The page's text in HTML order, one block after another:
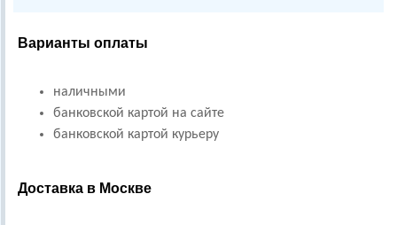
Варианты оплаты
наличными
банковской картой на сайте
банковской картой курьеру
Доставка в Москве